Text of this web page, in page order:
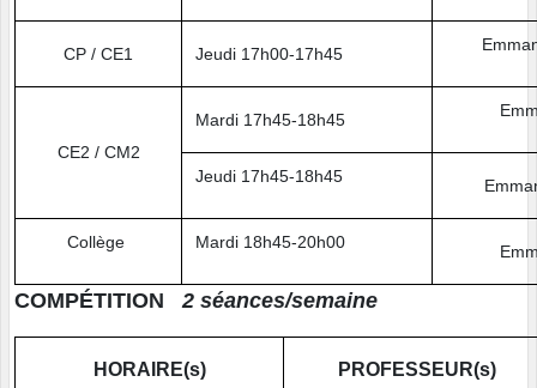
CP / CE1 Jeudi 17h00-17h45
CE2 / CM2
Mardi 17h45-18h45
Jeudi 17h45-18h45
Collège Mardi 18h45-20h00
COMPÉTITION2 séances/semaine
HORAIRE(s) PROFESSEUR(s)